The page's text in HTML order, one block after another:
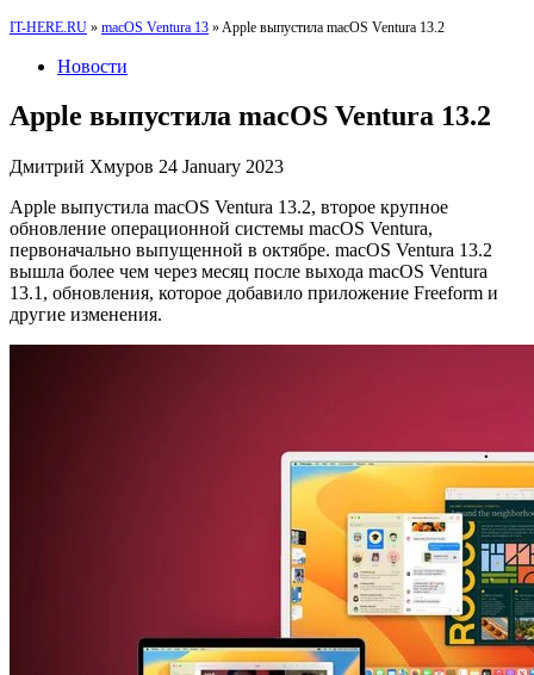
IT-HERE.RU » macOS Ventura 13 » Apple выпустила macOS Ventura 13.2
Новости
Apple выпустила macOS Ventura 13.2
Дмитрий Хмуров 24 January 2023
Apple выпустила macOS Ventura 13.2, второе крупное
обновление операционной системы macOS Ventura,
первоначально выпущенной в октябре. macOS Ventura 13.2
вышла более чем через месяц после выхода macOS Ventura
13.1, обновления, которое добавило приложение Freeform и
другие изменения.